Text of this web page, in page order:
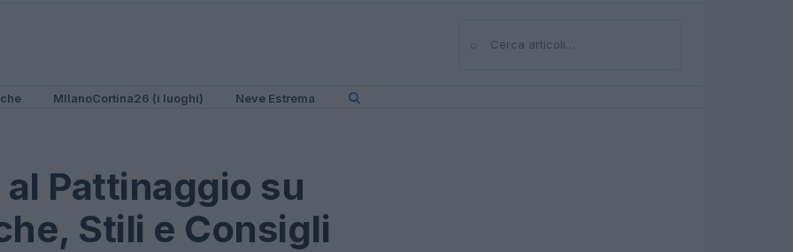
⌕Cerca
MIlanoCortina26 (i luoghi) Neve Estrema
Pattinaggio su
Stili e Consigli